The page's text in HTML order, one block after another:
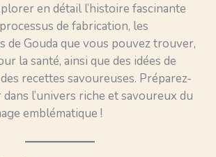
en détail l’histoire fascinante
de fabrication, les
de Gouda que vous pouvez trouver,
la santé, ainsi que des idées de
recettes savoureuses. Préparez-
l’univers riche et savoureux du
emblématique !